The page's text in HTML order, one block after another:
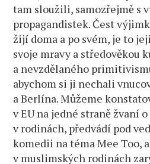
tam sloužili, samozřejmě s
propagandistek. Čest
žijí doma a po svém, je to
svoje mravy a středověkou
a nevzdělaného
abychom si ji nechali
a Berlína. Můžeme
v EU na jedné straně žvaní
v rodinách, předvádí pod
komedii na téma Mee Too,
v muslimských rodinách